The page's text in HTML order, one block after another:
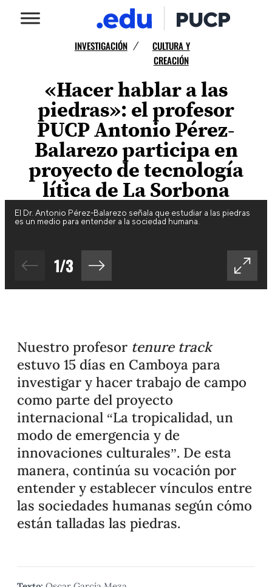
INVESTIGACIÓN /
CULTURA Y
CREACIÓN
«Hacer hablar a las
piedras»: el profesor
PUCP Antonio Pérez-
Balarezo participa en
proyecto de tecnología
lítica de La Sorbona
El Dr. Antonio Pérez-Balarezo señala que estudiar a las piedras
es un medio para entender a la sociedad humana.
1/3
Nuestro profesor tenure track
estuvo 15 días en Camboya para
investigar y hacer trabajo de campo
como parte del proyecto
internacional “La tropicalidad, un
modo de emergencia y de
innovaciones culturales”. De esta
manera, continúa su vocación por
entender y establecer vínculos entre
las sociedades humanas según cómo
están talladas las piedras.